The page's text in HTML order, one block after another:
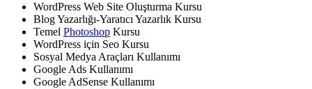
WordPress Web Site Oluşturma Kursu
Blog Yazarlığı-Yaratıcı Yazarlık Kursu
Temel Photoshop Kursu
WordPress için Seo Kursu
Sosyal Medya Araçları Kullanımı
Google Ads Kullanımı
Google AdSense Kullanımı